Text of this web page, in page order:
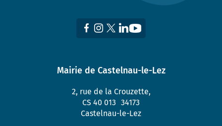
Mairie de Castelnau-le-Lez
2, rue de la Crouzette,
CS 40 013 34173
Castelnau-le-Lez